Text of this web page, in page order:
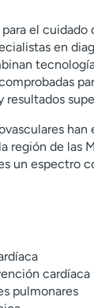
el cuidado
en
resultados
han
región de las
un espectro
cardíaca
pulmonares